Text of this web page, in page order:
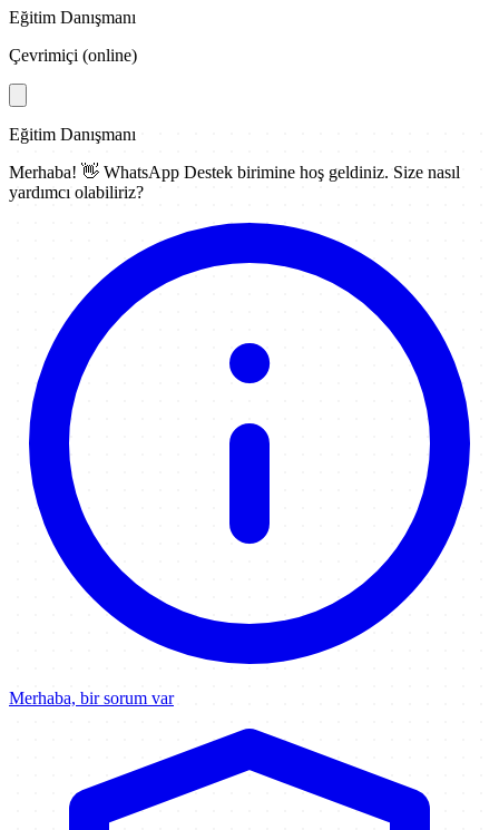
Eğitim Danışmanı
Çevrimiçi (online)
Eğitim Danışmanı
Merhaba! 👋 WhatsApp Destek birimine hoş geldiniz. Size nasıl
yardımcı olabiliriz?
Merhaba, bir sorum var